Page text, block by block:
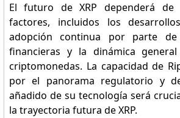
El futuro de XRP dependerá de
factores, incluidos los
adopción continua por parte de
financieras y la dinámica
criptomonedas. La capacidad de
por el panorama regulatorio y
añadido de su tecnología será
la trayectoria futura de XRP.